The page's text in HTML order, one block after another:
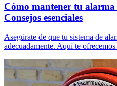
Cómo mantener tu
Consejos esenciales
Asegúrate de que tu sistema de
adecuadamente. Aquí te